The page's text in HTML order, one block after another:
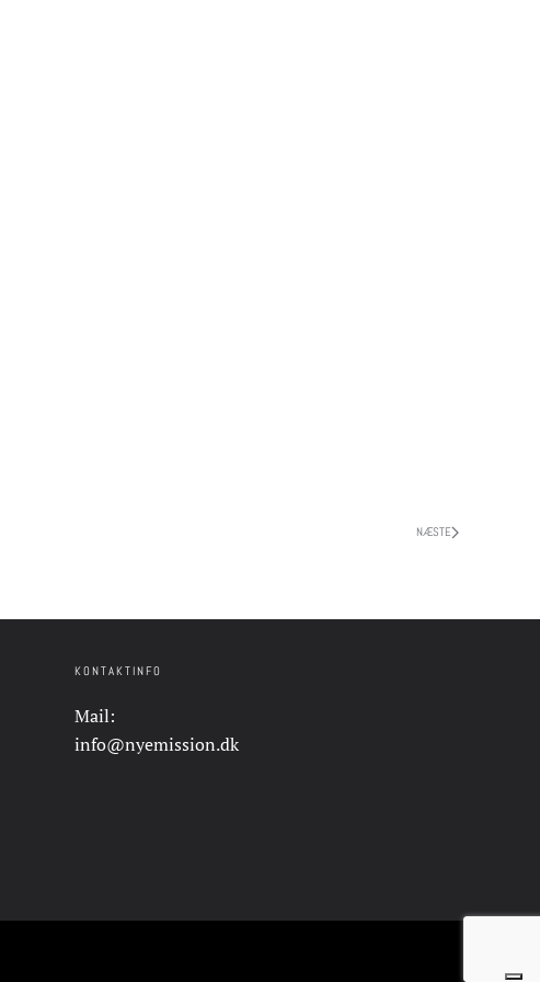
NÆSTE
KONTAKTINFO
Mail:
info@nyemission.dk